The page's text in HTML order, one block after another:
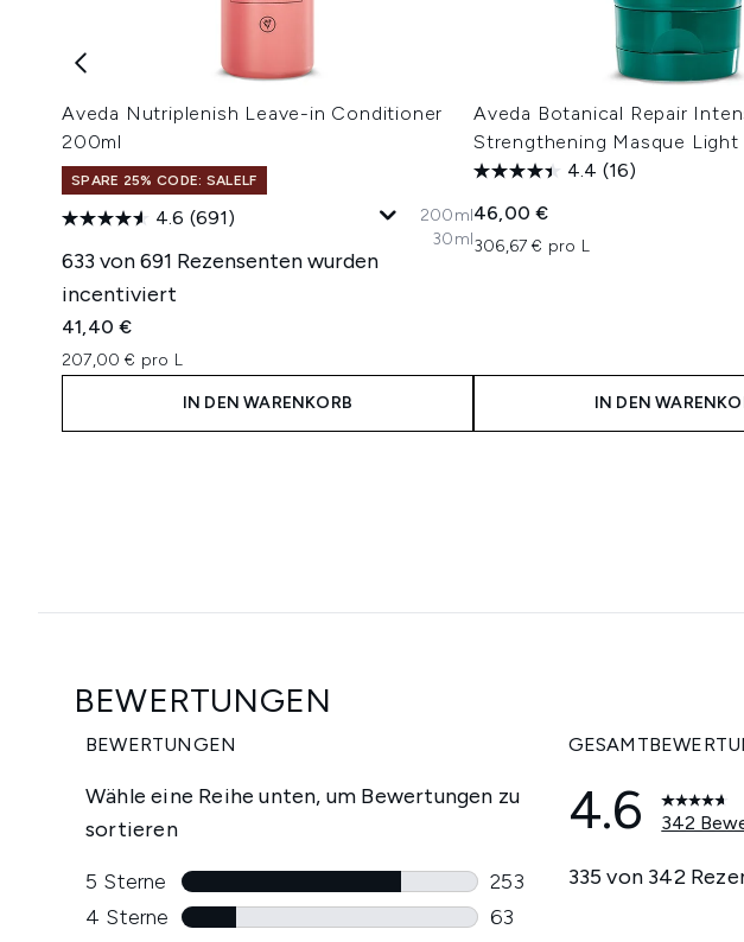
Aveda Nutriplenish Leave-in Conditioner
200ml
SPARE 25% CODE: SALELF
4.6 (691)
633 von 691 Rezensenten wurden
incentiviert
41,40 €
207,00 € pro L
200ml
30ml
IN DEN WARENKORB
Aveda Botanical Repair
Strengthening Masque Light
4.4 (16)
46,00 €
306,67 € pro L
IN DEN